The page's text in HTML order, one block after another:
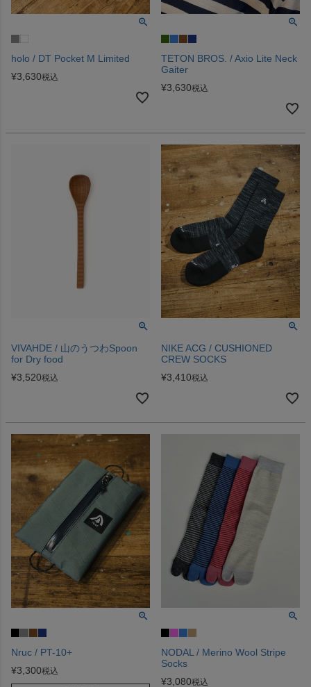
holo / DT Pocket M Limited
¥3,630税込
TETON BROS. / Axio Lite Neck
Gaiter
¥3,630税込
VIVAHDE / 山のうつわSpoon
for Dry food
¥3,520税込
NIKE ACG / CUSHIONED
CREW SOCKS
¥3,410税込
Nruc / PT-10+
¥3,300税込
NODAL / Merino Wool Stripe
Socks
¥3,080税込